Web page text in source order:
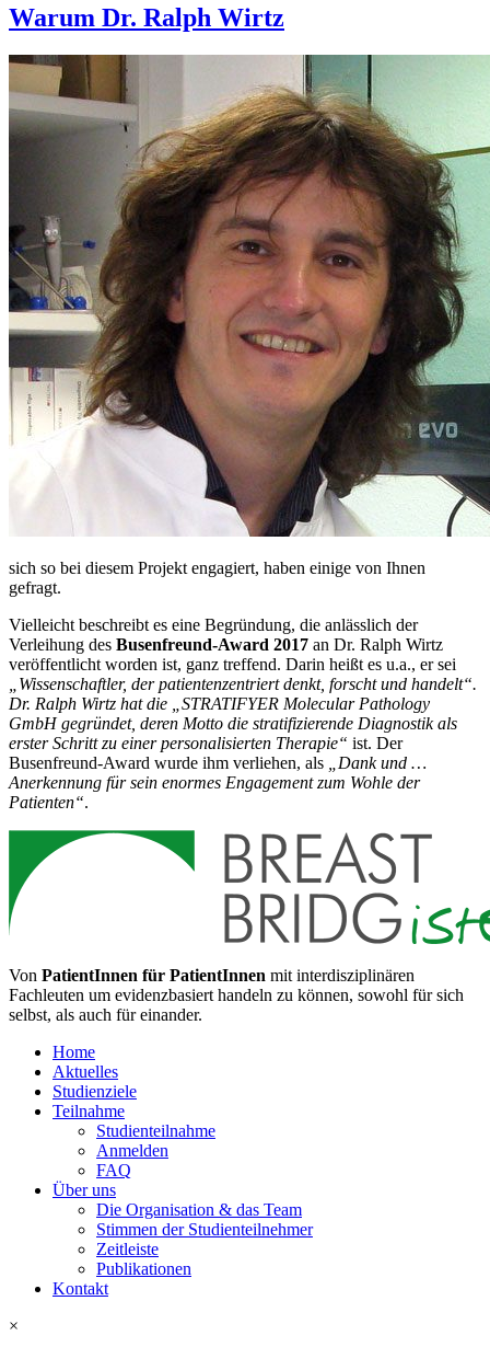
Warum Dr. Ralph Wirtz
sich so bei diesem Projekt engagiert, haben einige von Ihnen
gefragt.
Vielleicht beschreibt es eine Begründung, die anlässlich der
Verleihung des Busenfreund-Award 2017 an Dr. Ralph Wirtz
veröffentlicht worden ist, ganz treffend. Darin heißt es u.a., er sei
„Wissenschaftler, der patientenzentriert denkt, forscht und handelt“.
Dr. Ralph Wirtz hat die „STRATIFYER Molecular Pathology
GmbH gegründet, deren Motto die stratifizierende Diagnostik als
erster Schritt zu einer personalisierten Therapie“ ist. Der
Busenfreund-Award wurde ihm verliehen, als
„Dank und …
Anerkennung für sein enormes Engagement zum Wohle der
Patienten“.
Von PatientInnen für PatientInnen mit interdisziplinären
Fachleuten um evidenzbasiert handeln zu können, sowohl für sich
selbst, als auch für einander.
Home
Aktuelles
Studienziele
Teilnahme
Studienteilnahme
Anmelden
FAQ
Über uns
Die Organisation & das Team
Stimmen der Studienteilnehmer
Zeitleiste
Publikationen
Kontakt
×